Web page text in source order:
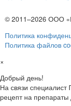
© 2011–2026 ООО
Политика
Политика файлов
×
Добрый день!
На связи
рецепт на препараты